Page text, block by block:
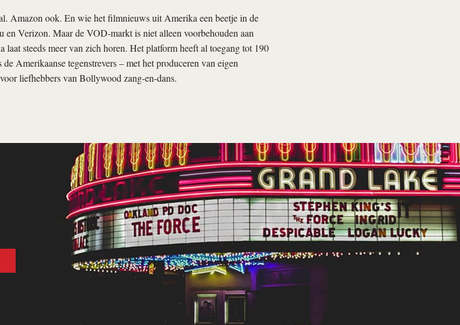
Amazon ook. En wie het filmnieuws uit Amerika een beetje in de
en Verizon. Maar de VOD-markt is niet alleen voorbehouden aan
steeds meer van zich horen. Het platform heeft al toegang tot 190
Amerikaanse tegenstrevers – met het produceren van eigen
liefhebbers van Bollywood zang-en-dans.